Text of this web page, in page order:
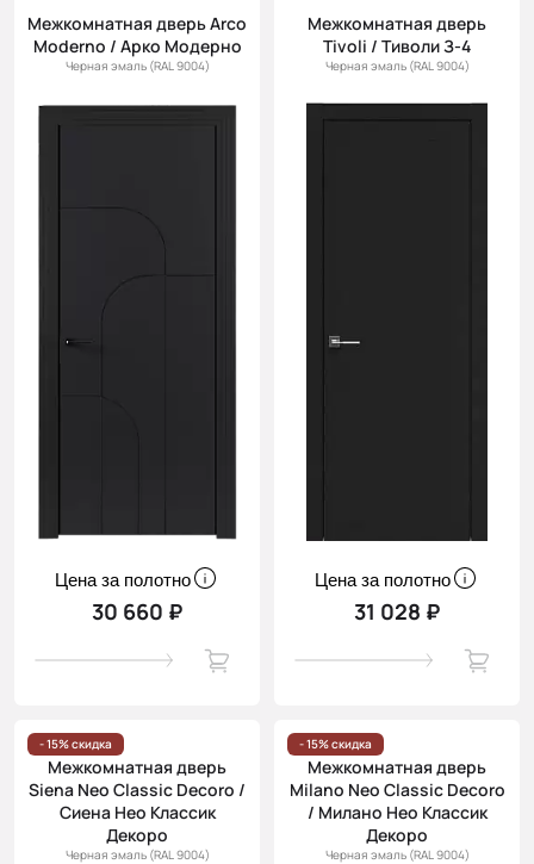
Межкомнатная дверь Arco
Moderno / Арко Модерно
Черная эмаль (RAL 9004)
Цена за полотно
30 660 ₽
Межкомнатная дверь
Tivoli / Тиволи З-4
Черная эмаль (RAL 9004)
Цена за полотно
31 028 ₽
- 15% скидка
Межкомнатная дверь
Siena Neo Classic Decoro /
Сиена Нео Классик
Декоро
Черная эмаль (RAL 9004)
- 15% скидка
Межкомнатная дверь
Milano Neo Classic Decoro
/ Милано Нео Классик
Декоро
Черная эмаль (RAL 9004)